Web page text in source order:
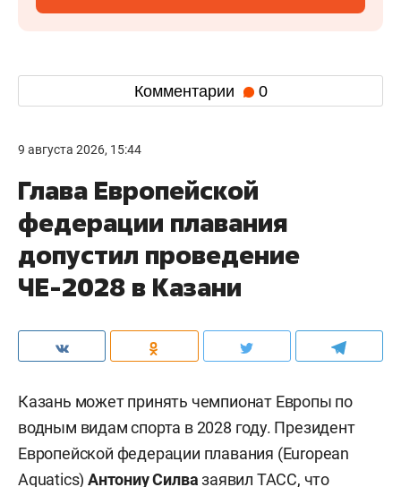
Комментарии 0
9 августа 2026, 15:44
Глава Европейской
федерации плавания
допустил проведение
ЧЕ-2028 в Казани
Казань может принять чемпионат Европы по
водным видам спорта в 2028 году. Президент
Европейской федерации плавания (European
Aquatics) Антониу Силвазаявил ТАСС, что